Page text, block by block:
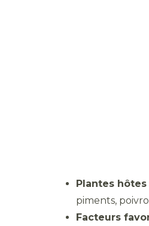
Plantes hôtes
piments,
Facteurs